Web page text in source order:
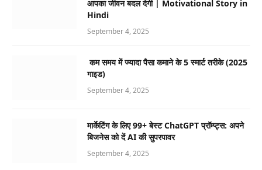
आपका जीवन बदल देगी | Motivational Story in
Hindi
September 4, 2025
कम समय में ज्यादा पैसा कमाने के 5 स्मार्ट तरीके (2025
गाइड)
September 4, 2025
मार्केटिंग के लिए 99+ बेस्ट ChatGPT प्रॉम्प्ट्स: अपने
बिजनेस को दें AI की सुपरपावर
September 4, 2025